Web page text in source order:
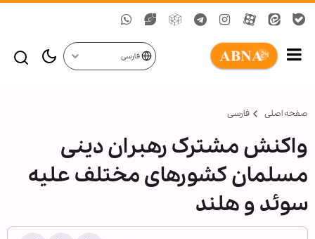
فارسی
صفحه اصلی فارسی
واکنش مشترک رهبران دینی
مسلمان کشورهای مختلف علیه
سوئد و هلند